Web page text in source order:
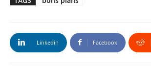
Linkedin Facebook